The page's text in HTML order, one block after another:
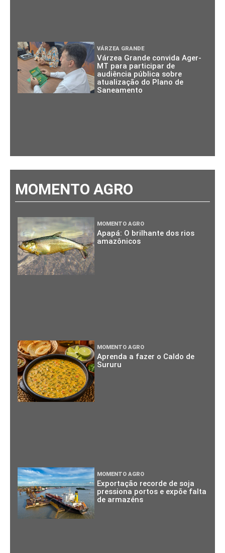
VÁRZEA GRANDE
Várzea Grande convida Ager-
MT para participar de
audiência pública sobre
atualização do Plano de
Saneamento
MOMENTO AGRO
MOMENTO AGRO
Apapá: O brilhante dos rios
amazônicos
MOMENTO AGRO
Aprenda a fazer o Caldo de
Sururu
MOMENTO AGRO
Exportação recorde de soja
pressiona portos e expõe falta
de armazéns